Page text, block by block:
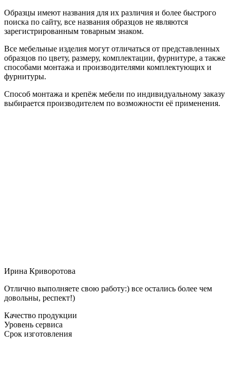
Образцы имеют названия для их различия и более быстрого
поиска по сайту, все названия образцов не являются
зарегистрированным товарным знаком.
Все мебельные изделия могут отличаться от представленных
образцов по цвету, размеру, комплектации, фурнитуре, а также
способами монтажа и производителями комплектующих и
фурнитуры.
Способ монтажа и крепёж мебели по индивидуальному заказу
выбирается производителем по возможности её применения.
Ирина Криворотова
Отлично выполняете свою работу:) все остались более чем
довольны, респект!)
Качество продукции
Уровень сервиса
Срок изготовления